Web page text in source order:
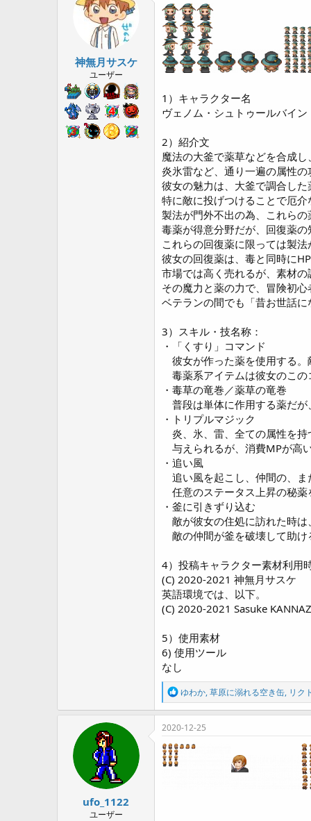
i
o
n
s
:
神無月サスケ
ユーザー
1）キャラクター名
ヴェノム・シュトゥールバイン
2）紹介文
魔法の大釜で薬草などを合成
炎氷雷など、通り一遍の属性
彼女の魅力は、大釜で調合した
特に敵に投げつけることで厄
製法が門外不出の為、これら
毒薬が得意分野だが、回復薬
これらの回復薬に限っては製
彼女の回復薬は、毒と同時に
市場では高く売れるが、素材
その魔力と薬の力で、冒険初
ベテランの間でも「昔お世話
3）スキル・技名称：
・「くすり」コマンド
彼女が作った薬を使用する。
毒薬系アイテムは彼女のこ
・毒草の竜巻／薬草の竜巻
普段は単体に作用する薬だが
・トリプルマジック
炎、氷、雷、全ての属性を持
与えられるが、消費MPが高
・追い風
追い風を起こし、仲間の、ま
任意のステータス上昇の秘薬
・釜に引きずり込む
敵が彼女の住処に訪れた時
敵の仲間が釜を破壊して助け
4）投稿キャラクター素材利用
(C) 2020-2021 神無月サスケ
英語環境では、以下。
(C) 2020-2021 Sasuke
5）使用素材
6) 使用ツール
なし
R
e
a
c
i
ゆわか,草原に溺れる空き缶, リク
ufo_1122
ユーザー
2020-12-25